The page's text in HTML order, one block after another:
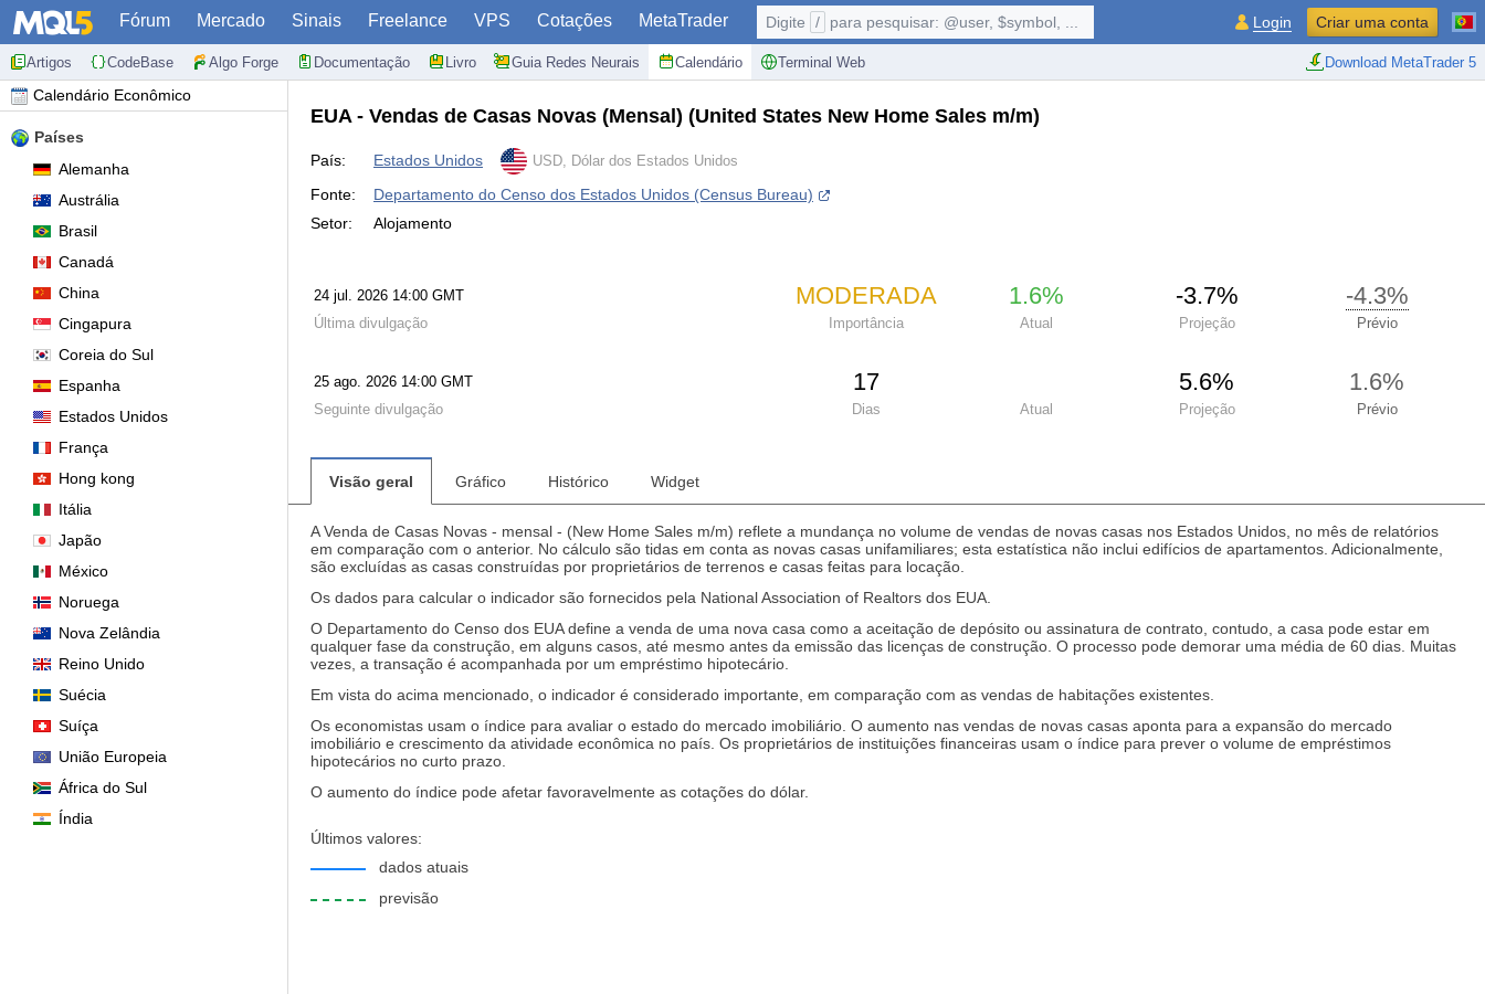
Fórum Mercado Sinais Freelance VPS Cotações MetaTrader
Artigos CodeBase Algo Forge Documentação Livro Guia Redes Neurais Calendário Terminal Web Download MetaTrader 5
Digite / para pesquisar: @user, $symbol, ... Login Criar uma conta
Calendário Econômico
Países
Alemanha
Austrália
Brasil
Canadá
China
Cingapura
Coreia do Sul
Espanha
Estados Unidos
França
Hong kong
Itália
Japão
México
Noruega
Nova Zelândia
Reino Unido
Suécia
Suíça
União Europeia
África do Sul
Índia
EUA - Vendas de Casas Novas (Mensal) (United States New Home Sales m/m)
País: Estados Unidos USD, Dólar dos Estados Unidos
Fonte:
Departamento do Censo dos Estados Unidos (Census Bureau)
Setor:
Alojamento
24 jul. 2026 14:00 GMT MODERADA 1.6% -3.7% -4.3%
Última divulgação Importância Atual Projeção Prévio
25 ago. 2026 14:00 GMT 17 5.6% 1.6%
Seguinte divulgação Dias Atual Projeção Prévio
Visão geral Gráfico Histórico Widget
A Venda de Casas Novas - mensal - (New Home Sales m/m) reflete a mundança no volume de vendas de novas casas nos Estados Unidos, no mês de relatórios
em comparação com o anterior. No cálculo são tidas em conta as novas casas unifamiliares; esta estatística não inclui edifícios de apartamentos. Adicionalmente,
são excluídas as casas construídas por proprietários de terrenos e casas feitas para locação.
Os dados para calcular o indicador são fornecidos pela National Association of Realtors dos EUA.
O Departamento do Censo dos EUA define a venda de uma nova casa como a aceitação de depósito ou assinatura de contrato, contudo, a casa pode estar em
qualquer fase da construção, em alguns casos, até mesmo antes da emissão das licenças de construção. O processo pode demorar uma média de 60 dias. Muitas
vezes, a transação é acompanhada por um empréstimo hipotecário.
Em vista do acima mencionado, o indicador é considerado importante, em comparação com as vendas de habitações existentes.
Os economistas usam o índice para avaliar o estado do mercado imobiliário. O aumento nas vendas de novas casas aponta para a expansão do mercado
imobiliário e crescimento da atividade econômica no país. Os proprietários de instituições financeiras usam o índice para prever o volume de empréstimos
hipotecários no curto prazo.
O aumento do índice pode afetar favoravelmente as cotações do dólar.
Últimos valores:
dados atuais
previsão